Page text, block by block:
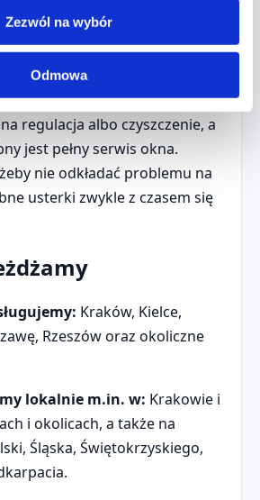
Zezwól na wybór
Odmowa
lub przy szybach widać oznaki
jeden lub kilka z tych objawów,
temat dokładniej. Czasem
regulacja albo czyszczenie, a
jest pełny serwis okna.
nie odkładać problemu na
usterki zwykle z czasem się
Kraków, Kielce,
Rzeszów oraz okoliczne
lokalnie m.in. w: Krakowie i
i okolicach, a także na
Śląska, Świętokrzyskiego,